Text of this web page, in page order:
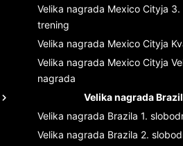
Velika nagrada Mexico Cityja 3.
trening
Velika nagrada Mexico Cityja
Velika nagrada Mexico Cityja
nagrada
Velika nagrada
Velika nagrada Brazila 1.
Velika nagrada Brazila 2.